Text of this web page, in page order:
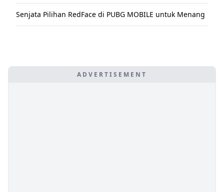
Senjata Pilihan RedFace di PUBG MOBILE untuk Menang
ADVERTISEMENT